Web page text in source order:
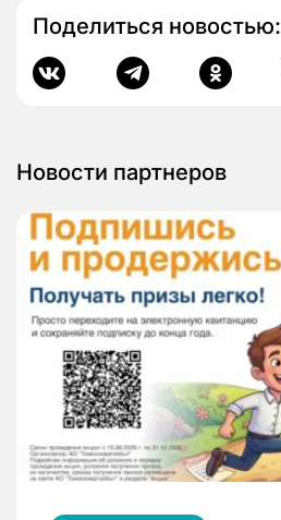
Поделиться новостью:
Новости партнеров